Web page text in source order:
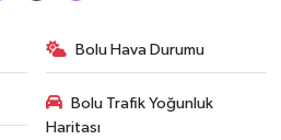
Bolu Hava Durumu
Bolu Trafik Yoğunluk
Haritası